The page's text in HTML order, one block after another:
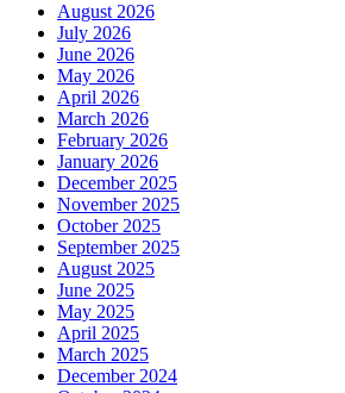
August 2026
July 2026
June 2026
May 2026
April 2026
March 2026
February 2026
January 2026
December 2025
November 2025
October 2025
September 2025
August 2025
June 2025
May 2025
April 2025
March 2025
December 2024